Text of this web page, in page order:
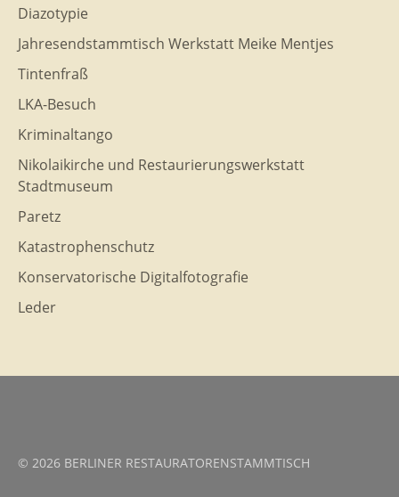
Diazotypie
Jahresendstammtisch Werkstatt Meike Mentjes
Tintenfraß
LKA-Besuch
Kriminaltango
Nikolaikirche und Restaurierungswerkstatt
Stadtmuseum
Paretz
Katastrophenschutz
Konservatorische Digitalfotografie
Leder
© 2026 BERLINER RESTAURATORENSTAMMTISCH